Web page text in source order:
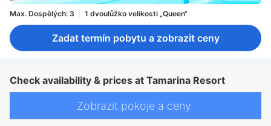
Max. Dospělých: 3 1 dvoulůžko velikosti „Queen“
Zadat termín pobytu a zobrazit ceny
Check availability & prices at Tamarina Resort
Zobrazit pokoje a ceny